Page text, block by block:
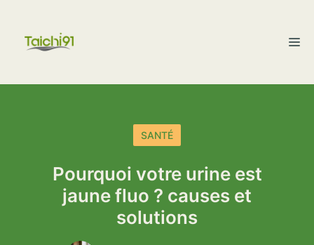
contenu
SANTÉ
Pourquoi votre urine est
jaune fluo ? causes et
solutions